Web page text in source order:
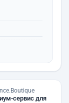
сервис для